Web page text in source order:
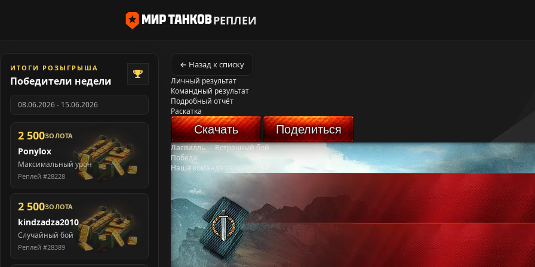
РЕПЛЕИ
ИТОГИ РОЗЫГРЫША
Победители недели
08.06.2026 - 15.06.2026
2 500ЗОЛОТА
Ponylox
Максимальный урон
Реплей #28228
2 500ЗОЛОТА
kindzadza2010
Случайный бой
Реплей #28389
← Назад к списку
Личный результат
Командный результат
Подробный отчёт
Раскатка
Скачать Поделиться
Ласвилль-Встречный бой
Победа!
Наша команда захватила базу